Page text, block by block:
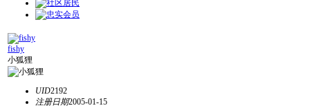
fishy
小狐狸
UID2192
注册日期2005-01-15